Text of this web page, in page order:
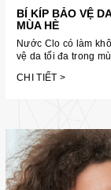
BÍ KÍP BẢO VỆ
MÙA HÈ
Nước Clo có làm
vệ da tối đa trong
CHI TIẾT >